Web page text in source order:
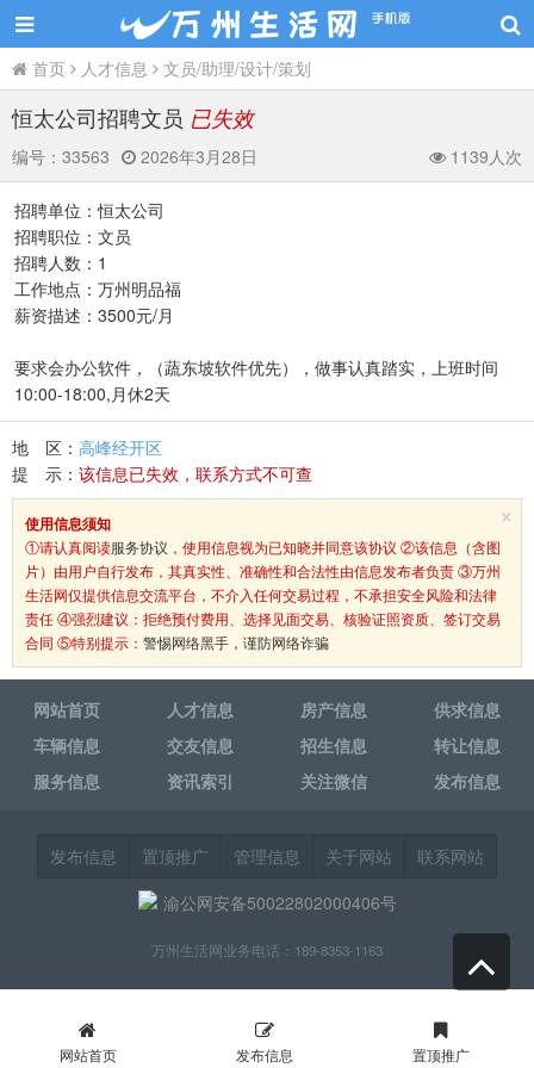
首页 人才信息 文员/助理/设计/策划
恒太公司招聘文员 已失效
编号： 33563 2026年3月28日 1139人次
招聘单位：恒太公司
招聘职位：文员
招聘人数：1
工作地点：万州明品福
薪资描述：3500元/月
要求会办公软件，（蔬东坡软件优先），做事认真踏实，上班时间
10:00-18:00,月休2天
地 区： 高峰经开区
提 示： 该信息已失效，联系方式不可查
×
使用信息须知
①请认真阅读服务协议 ，使用信息视为已知晓并同意该协议 ②该信息（含图
片）由用户自行发布，其真实性、准确性和合法性由信息发布者负责 ③万州
生活网仅提供信息交流平台，不介入任何交易过程，不承担安全风险和法律
责任 ④强烈建议：拒绝预付费用、选择见面交易、核验证照资质、签订交易
合同 ⑤特别提示： 警惕网络黑手，谨防网络诈骗
网站首页 人才信息 房产信息
供求信息
车辆信息
交友信息 招生信息
转让信息
服务信息
资讯索引 关注微信 发布信息
发布信息 置顶推广 管理信息 关于网站
联系网站
渝公网安备50022802000406号
万州生活网业务电话：189-8353-1163
网站首页 发布信息 置顶推广